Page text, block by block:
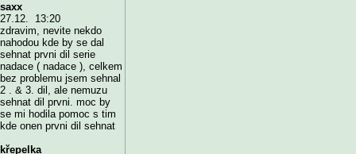
saxx
27.12. 13:20
zdravim, nevite nekdo
nahodou kde by se dal
sehnat prvni dil serie
nadace ( nadace ), celkem
bez problemu jsem sehnal
2 . & 3. dil, ale nemuzu
sehnat dil prvni. moc by
se mi hodila pomoc s tim
kde onen prvni dil sehnat
křepelka